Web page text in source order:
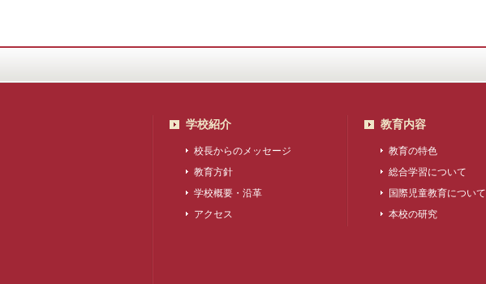
学校紹介
校長からのメッセージ
教育方針
学校概要・沿革
アクセス
教育内容
教育の特色
総合学習について
国際児童教育について
本校の研究